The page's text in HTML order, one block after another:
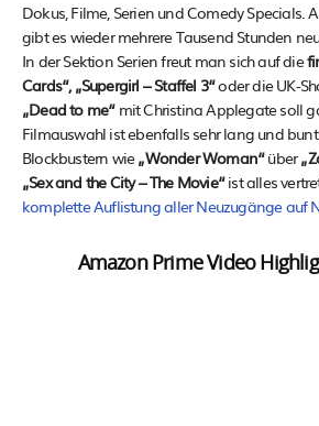
Dokus, Filme, Serien und Comedy Specials.
gibt es wieder mehrere Tausend Stunden
In der Sektion Serien freut man sich auf die
Cards“, „Supergirl – Staffel 3“oder die UK-
„Dead to me“mit Christina Applegate soll
Filmauswahl ist ebenfalls sehr lang und
Blockbustern wie„Wonder Woman“über
„Sex and the City – The Movie“ist alles
komplette Auflistung aller Neuzugänge auf
Amazon Prime Video